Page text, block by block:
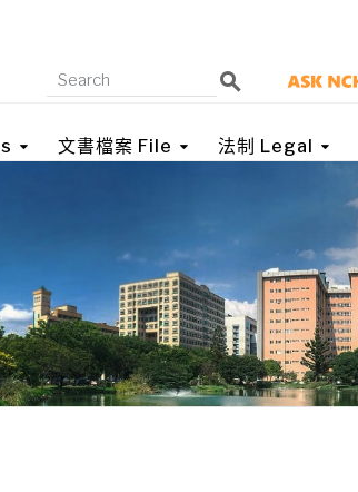
文書檔案 File 法制 Legal